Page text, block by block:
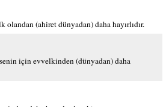
(ahiret dünyadan) daha hayırlıdır.
için evvelkinden (dünyadan) daha